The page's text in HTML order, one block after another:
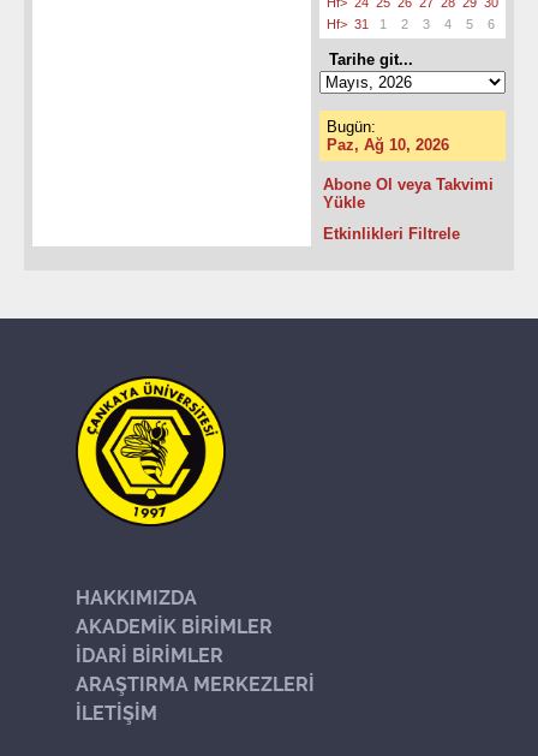
Hf> 31 1 2 3 4 5 6
Tarihe git...
Bugün:
Paz, Ağ 10, 2026
Abone Ol veya Takvimi
Yükle
Etkinlikleri Filtrele
HAKKIMIZDA
AKADEMİK BİRİMLER
İDARİ BİRİMLER
ARAŞTIRMA MERKEZLERİ
İLETİŞİM